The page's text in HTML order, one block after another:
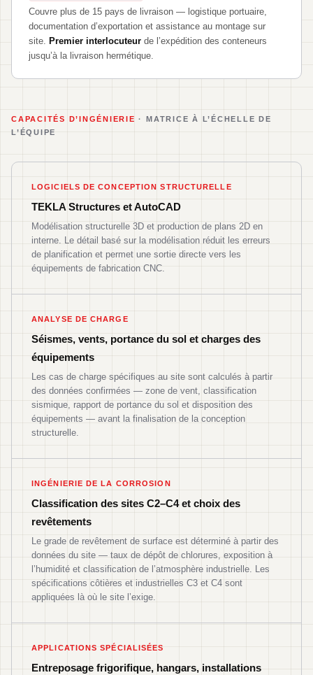
Couvre plus de 15 pays de livraison — logistique portuaire,
documentation d’exportation et assistance au montage sur
site. Premier interlocuteur de l’expédition des conteneurs
jusqu’à la livraison hermétique.
CAPACITÉS D’INGÉNIERIE · MATRICE À L’ÉCHELLE DE
L’ÉQUIPE
LOGICIELS DE CONCEPTION STRUCTURELLE
TEKLA Structures et AutoCAD
Modélisation structurelle 3D et production de plans 2D en
interne. Le détail basé sur la modélisation réduit les erreurs
de planification et permet une sortie directe vers les
équipements de fabrication CNC.
ANALYSE DE CHARGE
Séismes, vents, portance du sol et charges des
équipements
Les cas de charge spécifiques au site sont calculés à partir
des données confirmées — zone de vent, classification
sismique, rapport de portance du sol et disposition des
équipements — avant la finalisation de la conception
structurelle.
INGÉNIERIE DE LA CORROSION
Classification des sites C2–C4 et choix des
revêtements
Le grade de revêtement de surface est déterminé à partir des
données du site — taux de dépôt de chlorures, exposition à
l’humidité et classification de l’atmosphère industrielle. Les
spécifications côtières et industrielles C3 et C4 sont
appliquées là où le site l’exige.
APPLICATIONS SPÉCIALISÉES
Entreposage frigorifique, hangars, installations